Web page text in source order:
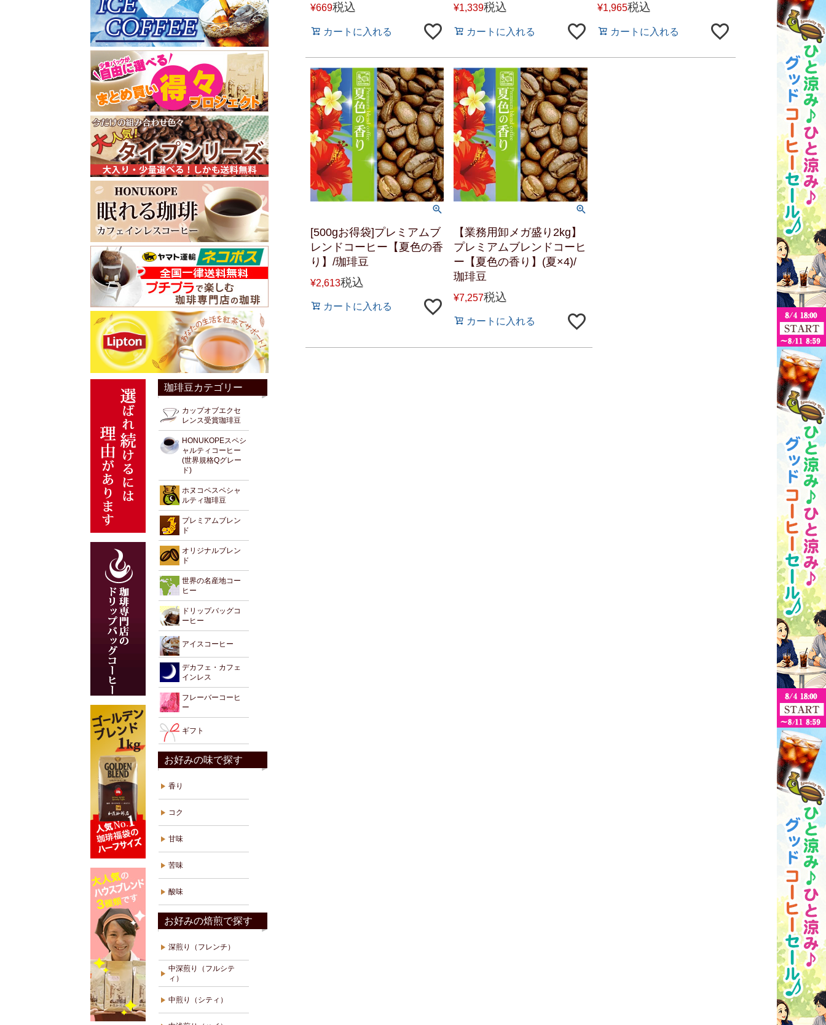
珈琲豆カテゴリー
カップオブエクセ
レンス受賞珈琲豆
HONUKOPEスペシ
ャルティコーヒー
(世界規格Qグレー
ド)
ホヌコペスペシャ
ルティ珈琲豆
プレミアムブレン
ド
オリジナルブレン
ド
世界の名産地コー
ヒー
ドリップバッグコ
ーヒー
アイスコーヒー
デカフェ・カフェ
インレス
フレーバーコーヒ
ー
ギフト
お好みの味で探す
香り
コク
甘味
苦味
酸味
お好みの焙煎で探す
深煎り（フレンチ）
中深煎り（フルシテ
ィ）
中煎り（シティ）
¥669税込
カートに入れる
¥1,339税込
カートに入れる
¥1,965税込
カートに入れる
[500gお得袋]プレミアムブ
レンドコーヒー【夏色の香
り】/珈琲豆
¥2,613税込
カートに入れる
【業務用卸メガ盛り2kg】
プレミアムブレンドコーヒ
ー【夏色の香り】(夏×4)/
珈琲豆
¥7,257税込
カートに入れる